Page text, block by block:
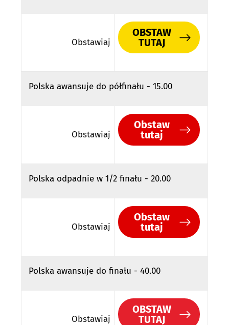
Obstawiaj
OBSTAW
TUTAJ
Polska awansuje do półfinału - 15.00
Obstawiaj
Obstaw
tutaj
Polska odpadnie w 1/2 finału - 20.00
Obstawiaj
Obstaw
tutaj
Polska awansuje do finału - 40.00
Obstawiaj
OBSTAW
TUTAJ